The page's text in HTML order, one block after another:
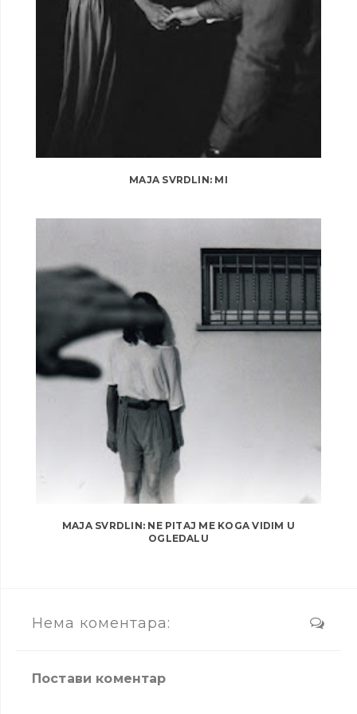
MAJA SVRDLIN: MI
MAJA SVRDLIN: NE PITAJ ME KOGA VIDIM U
OGLEDALU
Нема коментара:
Постави коментар